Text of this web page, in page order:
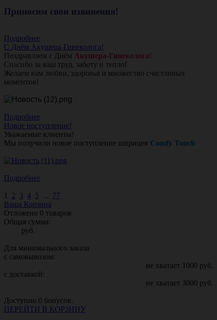
Приносим свои извинения!
Подробнее
С Днём Акушера-Гинеколога!
Поздравляем с Днём Акушера-Гинеколога!
Спасибо за ваш труд, заботу и тепло!
Желаем вам любви, здоровья и множество счастливых
моментов!
Подробнее
Новое поступление!
Уважаемые клиенты!
Мы получили новое поступление шприцев Comfy Touch
Подробнее
1 2 3 4 5 ... 77
Ваша Корзина
Отложено 0 товаров
Общая сумма:
руб.
Для минимального заказа
с самовывозом:
не хватает 1000 руб.
с доставкой:
не хватает 3000 руб.
Доступно 0 бонусов.
ПЕРЕЙТИ В КОРЗИНУ